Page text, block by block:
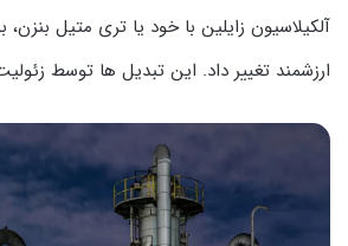
آلکیلاسیون زایلین با خود یا تری متیل بنزن،
ارزشمند تغییر داد. این تبدیل ها توسط